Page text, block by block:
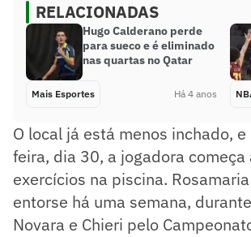
RELACIONADAS
Hugo Calderano perde
para sueco e é eliminado
nas quartas no Qatar
Mais Esportes Há 4 anos
O local já está menos inchado,
feira, dia 30, a jogadora começa
exercícios na piscina.
entorse há uma semana,
Novara e Chieri pelo